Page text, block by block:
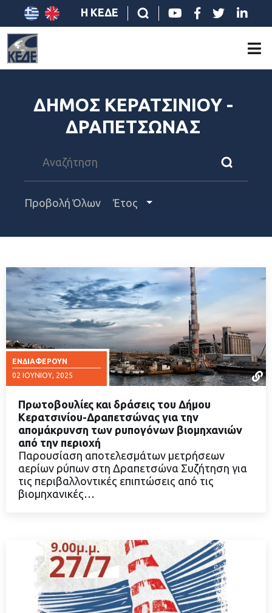
Η ΚΕΔΕ
ΔΗΜΟΣ ΚΕΡΑΤΣΙΝΙΟΥ -
ΔΡΑΠΕΤΣΩΝΑΣ
Προβολή Όλων Έτος
ΕΝΔΙΑΦΈΡΟΥΝ
02 ΙΟΥΝΊΟΥ, 2025
ΔΙΑΒΑΣΤΕ ΠΕΡΙΣΣΟΤΕΡΑ
Πρωτοβουλίες και δράσεις του Δήμου
Κερατσινίου-Δραπετσώνας για την
απομάκρυνση των ρυπογόνων βιομηχανιών
από την περιοχή
Παρουσίαση αποτελεσμάτων μετρήσεων
αερίων ρύπων στη Δραπετσώνα Συζήτηση για
τις περιβαλλοντικές επιπτώσεις από τις
βιομηχανικές…